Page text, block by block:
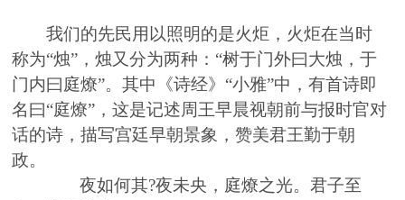
我们的先民用以照明的是火炬，火炬在当时
称为“烛”，烛又分为两种：“树于门外曰大烛，于
门内曰庭燎”。其中
《诗经》“小雅”中，有首诗即
名曰“庭燎” ，这是记述周王早晨视朝前与报时官对
话的诗，描写宫廷早朝景象，赞美君王勤于朝
政。
夜如何其?夜未央，庭燎之光。君子至